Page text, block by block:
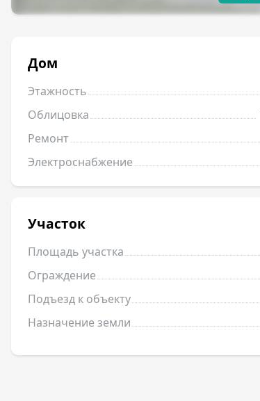
Дом
Этажность
Облицовка
Ремонт
Электроснабжение
Участок
Площадь участка
Ограждение
Подъезд к объекту
Назначение земли